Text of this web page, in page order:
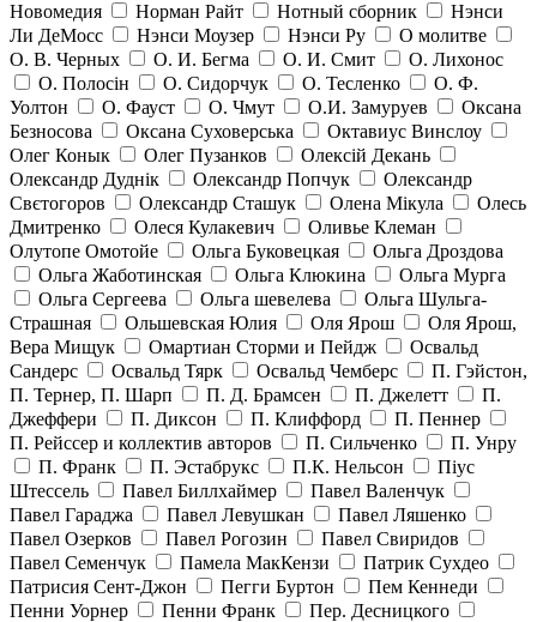
Новомедия
Норман Райт Нотный сборник
Нэнси
Ли ДеМосс
Нэнси Моузер Нэнси Ру
О молитве
О. В. Черных
О. И. Бегма О. И. Смит
О. Лихонос
О. Полосін
О. Сидорчук О. Тесленко
О. Ф.
Уолтон
О. Фауст О. Чмут О.И. Замуруев
Оксана
Безносова
Оксана Суховерська
Октавиус Винслоу
Олег Конык
Олег Пузанков
Олексій Декань
Олександр Дуднік
Олександр Попчук
Олександр
Свєтогоров
Олександр Сташук Олена Мікула
Олесь
Дмитренко
Олеся Кулакевич
Оливье Клеман
Олутопе Омотойе
Ольга Буковецкая
Ольга Дроздова
Ольга Жаботинская
Ольга Клюкина
Ольга Мурга
Ольга Сергеева
Ольга шевелева
Ольга Шульга-
Страшная
Ольшевская Юлия Оля Ярош
Оля Ярош,
Вера Мищук
Омартиан Сторми и Пейдж
Освальд
Сандерс
Освальд Тярк Освальд Чемберс
П. Гэйстон,
П. Тернер, П. Шарп
П. Д. Брамсен П. Джелетт
П.
Джеффери
П. Диксон П. Клиффорд
П. Пеннер
П. Рейссер и коллектив авторов
П. Сильченко
П. Унру
П. Франк
П. Эстабрукс П.К. Нельсон
Піус
Штессель
Павел Биллхаймер
Павел Валенчук
Павел Гараджа
Павел Левушкан
Павел Ляшенко
Павел Озерков
Павел Рогозин
Павел Свиридов
Павел Семенчук
Памела МакКензи
Патрик Сухдео
Патрисия Сент-Джон
Пегги Буртон
Пем Кеннеди
Пенни Уорнер
Пенни Франк
Пер. Десницкого